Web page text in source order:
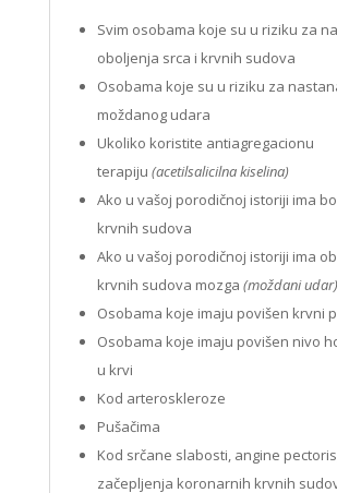
Svim osobama koje su u riziku za
oboljenja srca i krvnih sudova
Osobama koje su u riziku za
moždanog udara
Ukoliko koristite antiagregacionu
terapiju (acetilsalicilna kiselina)
Ako u vašoj porodičnoj istoriji ima
krvnih sudova
Ako u vašoj porodičnoj istoriji ima
krvnih sudova mozga (moždani udar)
Osobama koje imaju povišen krvni
Osobama koje imaju povišen nivo
u krvi
Kod arteroskleroze
Pušačima
Kod srčane slabosti, angine pectoris,
začepljenja koronarnih krvnih